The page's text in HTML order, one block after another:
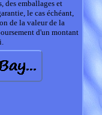
des emballages et
le cas échéant,
de la valeur de la
d'un montant